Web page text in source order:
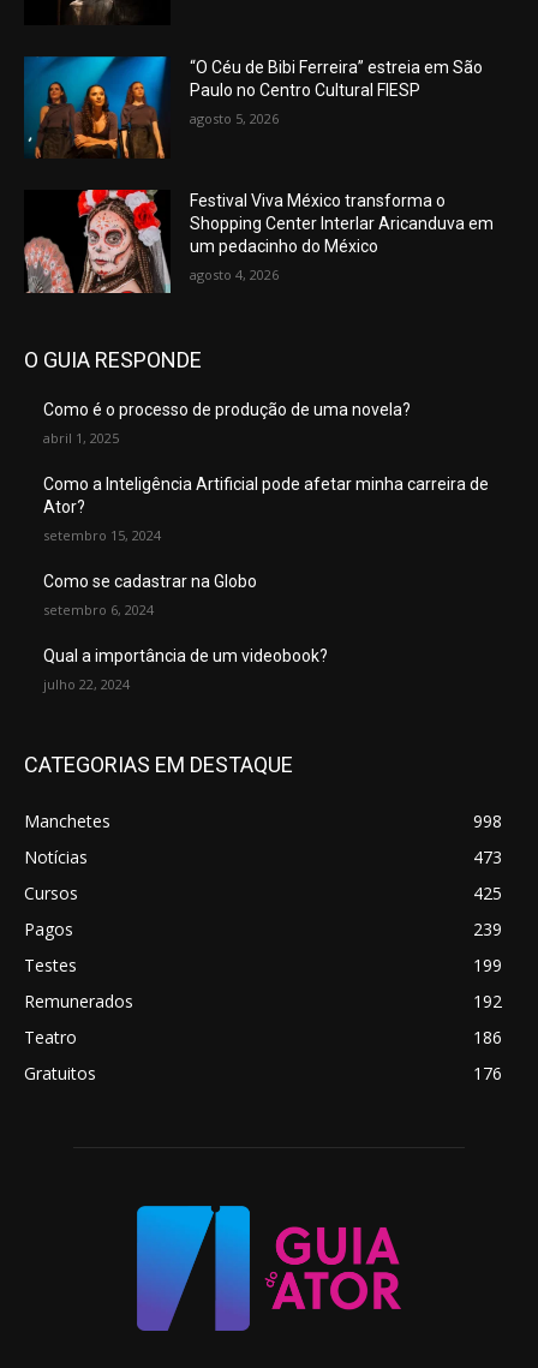
“O Céu de Bibi Ferreira” estreia em São
Paulo no Centro Cultural FIESP
agosto 5, 2026
Festival Viva México transforma o
Shopping Center Interlar Aricanduva em
um pedacinho do México
agosto 4, 2026
O GUIA RESPONDE
Como é o processo de produção de uma novela?
abril 1, 2025
Como a Inteligência Artificial pode afetar minha carreira de
Ator?
setembro 15, 2024
Como se cadastrar na Globo
setembro 6, 2024
Qual a importância de um videobook?
julho 22, 2024
CATEGORIAS EM DESTAQUE
Manchetes
998
Notícias
473
Cursos
425
Pagos
239
Testes
199
Remunerados
192
Teatro
186
Gratuitos
176